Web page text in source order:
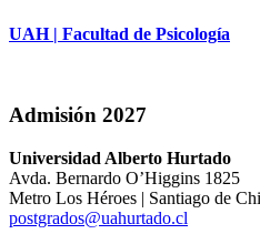
UAH | Facultad de Psicología
Admisión 2027
Universidad Alberto Hurtado
Avda. Bernardo O’Higgins 1825
Metro Los Héroes | Santiago de
postgrados@uahurtado.cl